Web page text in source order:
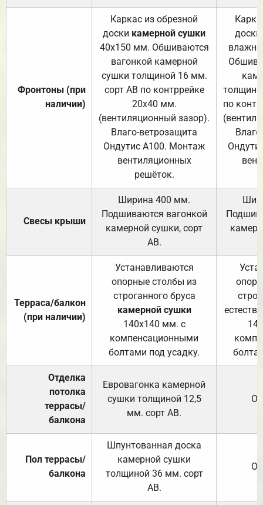
Фронтоны (при
наличии)
Каркас из обрезной
доски камерной сушки
40х150 мм. Обшиваются
вагонкой камерной
сушки толщиной 16 мм.
сорт АВ по контррейке
20х40 мм.
(вентиляционный зазор).
Влаго-ветрозащита
Ондутис А100. Монтаж
вентиляционных
решёток.
доски
по
Свесы крыши
Ширина 400 мм.
Подшиваются вагонкой
камерной сушки, сорт
АВ.
Терраса/балкон
(при наличии)
Устанавливаются
опорные столбы из
строганного бруса
камерной сушки
140х140 мм. с
компенсационными
болтами под усадку.
Отделка
потолка
террасы/
балкона
Евровагонка камерной
сушки толщиной 12,5
мм. сорт АВ.
Пол террасы/
балкона
Шпунтованная доска
камерной сушки
толщиной 36 мм. сорт
АВ.